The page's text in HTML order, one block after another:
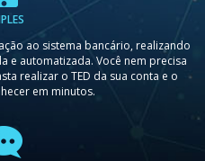
ao sistema bancário, realizando
e automatizada. Você nem precisa
realizar o TED da sua conta e o
em minutos.